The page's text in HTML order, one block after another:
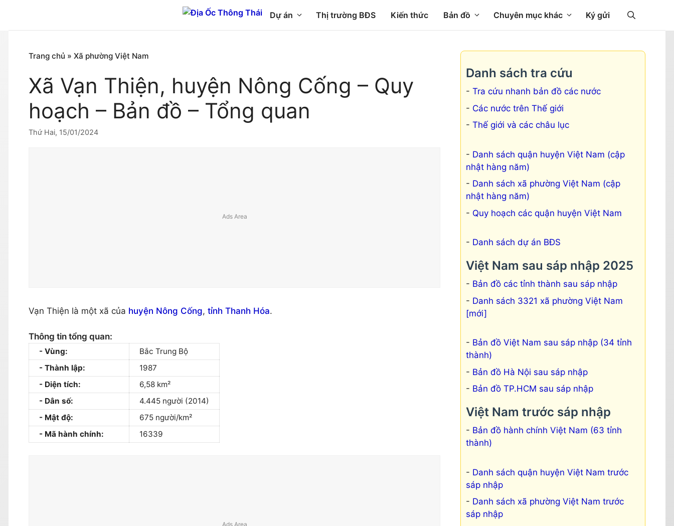
nội
Dự án Thị trường BĐS Kiến thức Bản đồ Chuyên mục khác Ký gửi
Trang chủ » Xã phường Việt Nam
Xã Vạn Thiện, huyện Nông Cống – Quy
hoạch – Bản đồ – Tổng quan
Thứ Hai, 15/01/2024
Vạn Thiện là một xã của huyện Nông Cống, tỉnh Thanh Hóa.
Thông tin tổng quan:
Vùng:
Bắc Trung Bộ
Thành lập:
1987
Diện tích:
6,58 km²
Dân số:
4.445 người (2014)
Mật độ:
675 người/km²
Mã hành chính:
16339
Danh sách tra cứu
Tra cứu nhanh bản đồ các nước
Các nước trên Thế giới
Thế giới và các châu lục
Danh sách quận huyện Việt Nam (cập
nhật hàng năm)
Danh sách xã phường Việt Nam (cập
nhật hàng năm)
Quy hoạch các quận huyện Việt Nam
Danh sách dự án BĐS
Việt Nam sau sáp nhập 2025
Bản đồ các tỉnh thành sau sáp nhập
Danh sách 3321 xã phường Việt Nam
[mới]
Bản đồ Việt Nam sau sáp nhập (34 tỉnh
thành)
Bản đồ Hà Nội sau sáp nhập
Bản đồ TP.HCM sau sáp nhập
Việt Nam trước sáp nhập
Bản đồ hành chính Việt Nam (63 tỉnh
thành)
Danh sách quận huyện Việt Nam trước
sáp nhập
Danh sách xã phường Việt Nam trước
sáp nhập